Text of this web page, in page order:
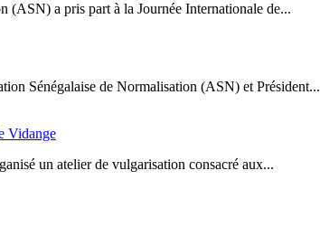
(ASN) a pris part à la Journée Internationale de...
Sénégalaise de Normalisation (ASN) et Président...
Vidange
un atelier de vulgarisation consacré aux...